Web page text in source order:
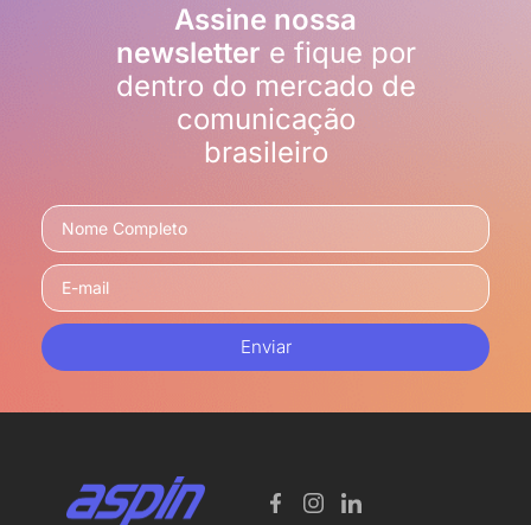
Assine nossa
newsletter e fique por
dentro do mercado de
comunicação
brasileiro
Enviar